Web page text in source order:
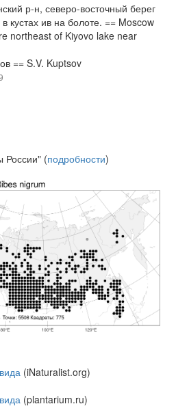
р-н, северо-восточный берег
кустах ив на болоте. == Moscow
northeast of Kiyovo lake near
== S.V. Kuptsov
России" (подробности)
(iNaturalist.org)
(plantarium.ru)